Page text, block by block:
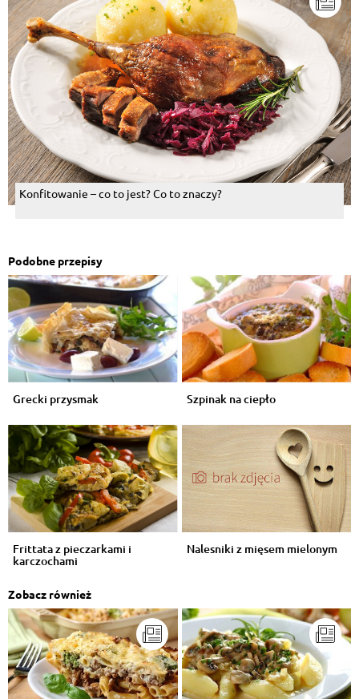
Konfitowanie – co to jest? Co to znaczy?
Podobne przepisy
Grecki przysmak Szpinak na ciepło
Frittata z pieczarkami i
karczochami
Nalesniki z mięsem mielonym
Zobacz również